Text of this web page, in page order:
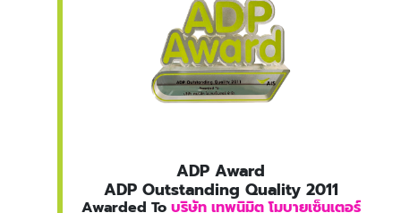
ADP Award
ADP Outstanding Quality 2011
Awarded To บริษัท เทพนิมิต โมบายเซ็นเตอร์